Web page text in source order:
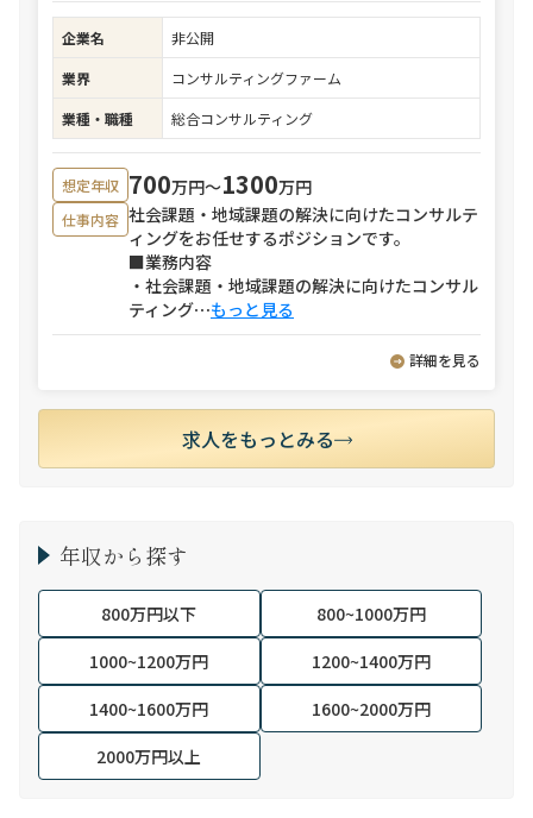
企業名
非公開
業界
コンサルティングファーム
業種・職種
総合コンサルティング
想定年収 700万円〜1300万円
仕事内容 社会課題・地域課題の解決に向けたコンサルテ
ィングをお任せするポジションです。
■業務内容
・社会課題・地域課題の解決に向けたコンサル
ティング⋯もっと見る
詳細を見る
求人をもっとみる
年収から探す
800万円以下
800~1000万円
1000~1200万円
1200~1400万円
1400~1600万円
1600~2000万円
2000万円以上